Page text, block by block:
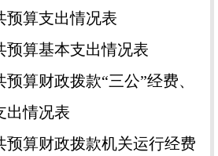
算支出情况表
算基本支出情况表
财政拨款“三公”经费、
出情况表
算财政拨款机关运行经费